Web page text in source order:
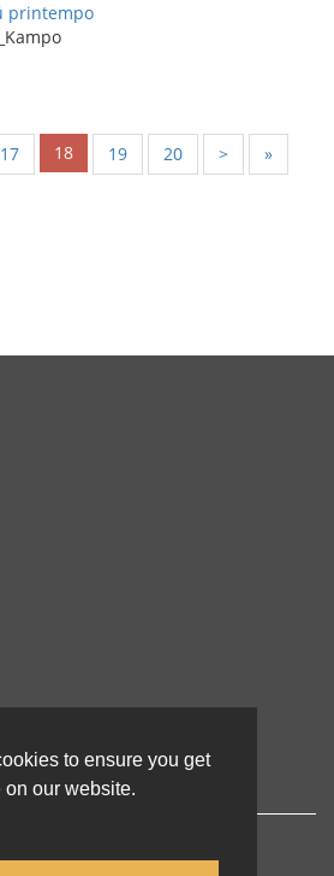
to ensure you get
our website.
printempo
17 18 19 20 > »